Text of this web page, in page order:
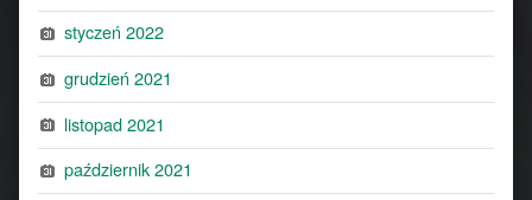
styczeń 2022
grudzień 2021
listopad 2021
październik 2021